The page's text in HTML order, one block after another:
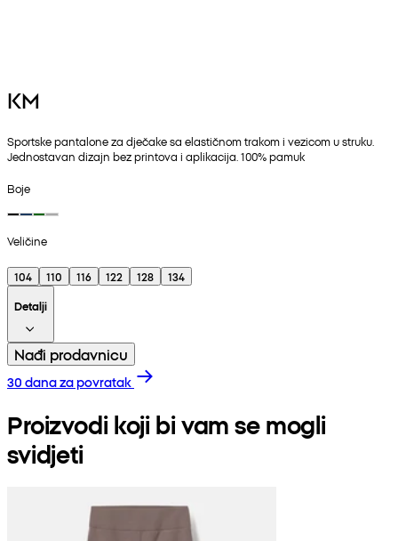
KM
Sportske pantalone za dječake sa elastičnom trakom i vezicom u struku.
Jednostavan dizajn bez printova i aplikacija. 100% pamuk
Boje
Veličine
104 110 116 122 128
134
Detalji
Nađi prodavnicu
30 dana za povratak
Proizvodi koji bi vam se mogli
svidjeti